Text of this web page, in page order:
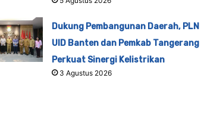
Dukung Pembangunan Daerah, PLN
UID Banten dan Pemkab Tangerang
Perkuat Sinergi Kelistrikan
3 Agustus 2026